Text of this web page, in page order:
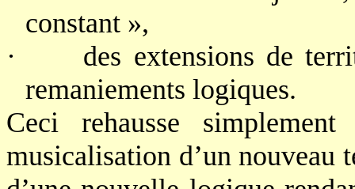
constant »,
·
des extensions de
remaniements logiques.
Ceci rehausse
musicalisation d’un nouveau